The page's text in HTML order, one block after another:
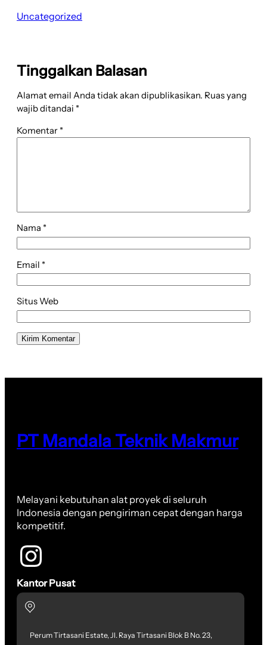
Uncategorized
Tinggalkan Balasan
Alamat email Anda tidak akan dipublikasikan. Ruas yang
wajib ditandai *
Komentar *
Nama *
Email *
Situs Web
PT Mandala Teknik Makmur
Melayani kebutuhan alat proyek di seluruh
Indonesia dengan pengiriman cepat dengan harga
kompetitif.
Kantor Pusat
Perum Tirtasani Estate, Jl. Raya Tirtasani Blok B No. 23,